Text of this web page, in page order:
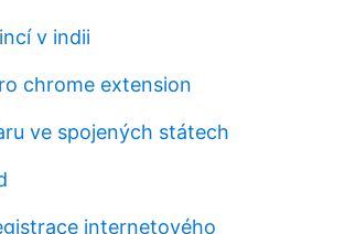
v indii
chrome extension
ve spojených státech
internetového